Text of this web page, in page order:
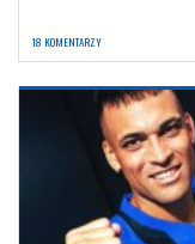
18 KOMENTARZY